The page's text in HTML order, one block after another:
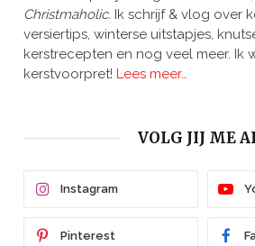
Christmaholic. Ik schrijf & vlog over
versiertips, winterse uitstapjes,
kerstrecepten en nog veel meer. Ik
kerstvoorpret! Lees meer…
VOLG JIJ ME
Instagram
Pinterest